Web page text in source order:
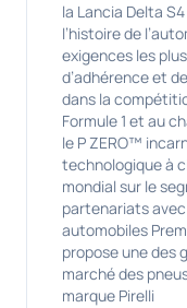
la Lancia Delta
l’histoire de
exigences les
d’adhérence et
dans la
Formule 1 et au
le P ZERO™
technologique à
mondial sur le
partenariats
automobiles
propose une des
marché des
marque Pirelli